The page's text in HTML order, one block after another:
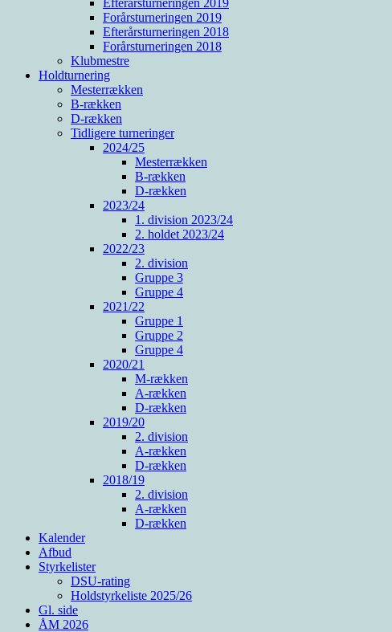
Efterårsturneringen 2019
Forårsturneringen 2019
Efterårsturneringen 2018
Forårsturneringen 2018
Klubmestre
Holdturnering
Mesterrækken
B-rækken
D-rækken
Tidligere turneringer
2024/25
Mesterrækken
B-rækken
D-rækken
2023/24
1. division 2023/24
2. holdet 2023/24
2022/23
2. division
Gruppe 3
Gruppe 4
2021/22
Gruppe 1
Gruppe 2
Gruppe 4
2020/21
M-rækken
A-rækken
D-rækken
2019/20
2. division
A-rækken
D-rækken
2018/19
2. division
A-rækken
D-rækken
Kalender
Afbud
Styrkelister
DSU-rating
Holdstyrkeliste 2025/26
Gl. side
ÅM 2026